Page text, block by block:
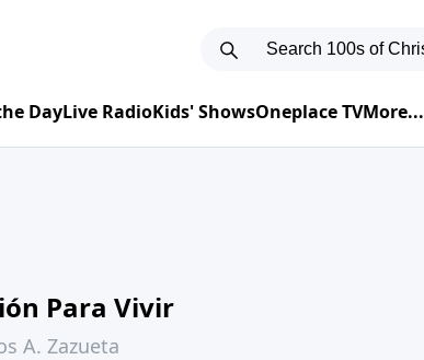
DayLive RadioKids' ShowsOneplace TVMore...
Para Vivir
A. Zazueta